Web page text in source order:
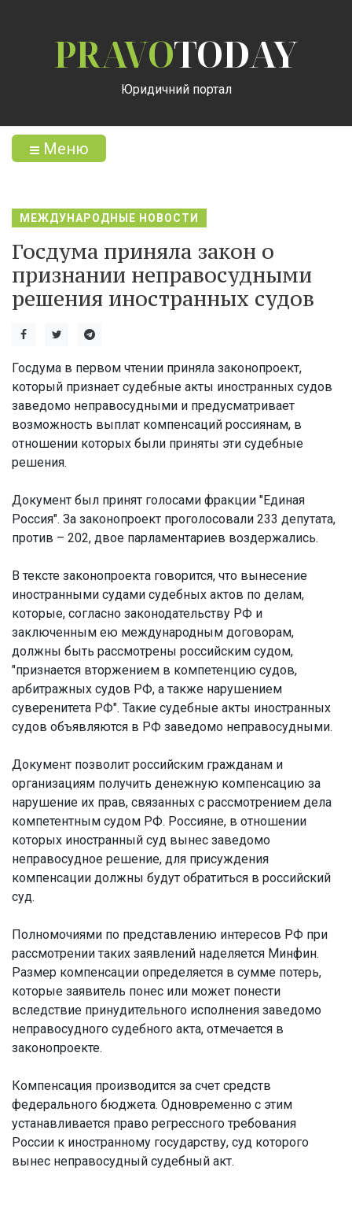
PRAVOTODAY
Юридичний портал
Меню
МЕЖДУНАРОДНЫЕ НОВОСТИ
Госдума приняла закон о
признании неправосудными
решения иностранных судов
Госдума в первом чтении приняла законопроект,
который признает судебные акты иностранных судов
заведомо неправосудными и предусматривает
возможность выплат компенсаций россиянам, в
отношении которых были приняты эти судебные
решения.
Документ был принят голосами фракции "Единая
Россия". За законопроект проголосовали 233 депутата,
против – 202, двое парламентариев воздержались.
В тексте законопроекта говорится, что вынесение
иностранными судами судебных актов по делам,
которые, согласно законодательству РФ и
заключенным ею международным договорам,
должны быть рассмотрены российским судом,
"признается вторжением в компетенцию судов,
арбитражных судов РФ, а также нарушением
суверенитета РФ". Такие судебные акты иностранных
судов объявляются в РФ заведомо неправосудными.
Документ позволит российским гражданам и
организациям получить денежную компенсацию за
нарушение их прав, связанных с рассмотрением дела
компетентным судом РФ. Россияне, в отношении
которых иностранный суд вынес заведомо
неправосудное решение, для присуждения
компенсации должны будут обратиться в российский
суд.
Полномочиями по представлению интересов РФ при
рассмотрении таких заявлений наделяется Минфин.
Размер компенсации определяется в сумме потерь,
которые заявитель понес или может понести
вследствие принудительного исполнения заведомо
неправосудного судебного акта, отмечается в
законопроекте.
Компенсация производится за счет средств
федерального бюджета. Одновременно с этим
устанавливается право регрессного требования
России к иностранному государству, суд которого
вынес неправосудный судебный акт.